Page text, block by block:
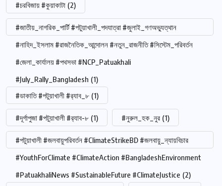
#চরবিজায় #কুয়াকাটা (2)
#জাতীয়_নাগরিক_পার্টি #পটুয়াখালী_পদযাত্রা #জুলাই_গণঅভ্যুত্থান
#নাহিদ_ইসলাম #রাজনৈতিক_আন্দোলন #নতুন_রাজনীতি #সিস্টেম_পরিবর্তন
#জেলা_কার্যালয় #পথসভা #NCP_Patuakhali
#July_Rally_Bangladesh (1)
#ডাকাতি #পটুয়াখালী #র‍্যাব_৮ (1)
#দূর্গাপুজা #পটুয়াখালী #র‍্যাব-৮ (1) #নুরুল_হক_নুর (1)
#পটুয়াখালী #জলবায়ুপরিবর্তন #ClimateStrikeBD #জলবায়ু_ন্যায়বিচার
#YouthForClimate #ClimateAction #BangladeshEnvironment
#PatuakhaliNews #SustainableFuture #ClimateJustice (2)